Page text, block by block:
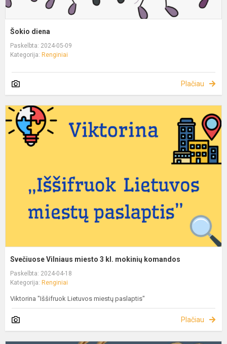
Šokio diena
Paskelbta: 2024-05-09
Kategorija: Renginiai
Plačiau
Svečiuose Vilniaus miesto 3 kl. mokinių komandos
Paskelbta: 2024-04-18
Kategorija: Renginiai
Viktorina "Iššifruok Lietuvos miestų paslaptis"
Plačiau